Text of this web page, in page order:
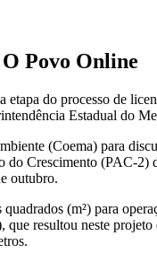
Povo Online
do processo de
Estadual do
(Coema) para
do Crescimento (PAC-
outubro.
(m²) para
resultou neste